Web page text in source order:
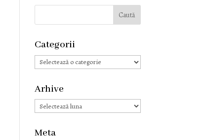
Categorii
Categorii
Arhive
Arhive
Meta